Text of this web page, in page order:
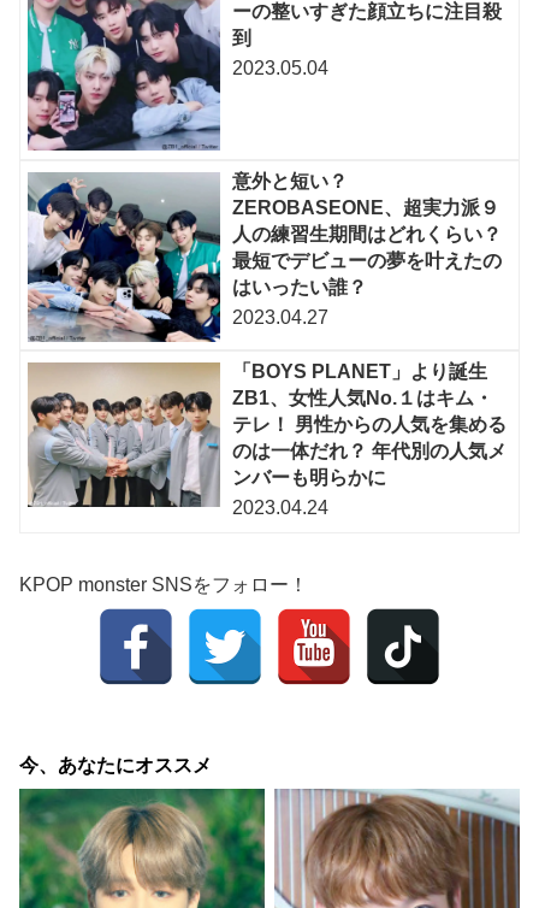
ーの整いすぎた顔立ちに注目殺
到
2023.05.04
意外と短い？
ZEROBASEONE、超実力派９
人の練習生期間はどれくらい？
最短でデビューの夢を叶えたの
はいったい誰？
2023.04.27
「BOYS PLANET」より誕生
ZB1、女性人気No.１はキム・
テレ！ 男性からの人気を集める
のは一体だれ？ 年代別の人気メ
ンバーも明らかに
2023.04.24
KPOP monster SNSをフォロー！
今、あなたにオススメ